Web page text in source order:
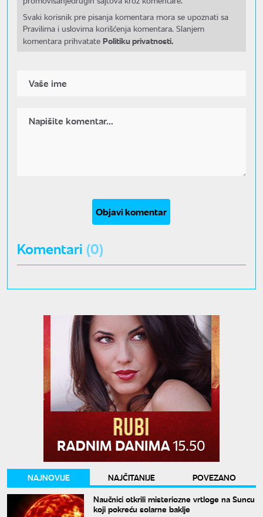
Svaki korisnik pre pisanja komentara mora se upoznati sa
Pravilima i uslovima korišćenja komentara. Slanjem
komentara prihvatate Politiku privatnosti.
Objavi komentar
Komentari (0)
NAJNOVIJE NAJČITANIJE
POVEZANO
Naučnici otkrili misteriozne vrtloge na Suncu
koji pokreću solarne baklje